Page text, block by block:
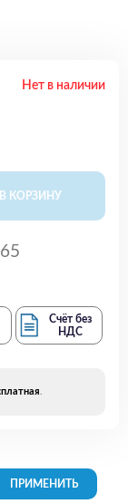
Нет в наличии
В КОРЗИНУ
Счёт без
НДС
.